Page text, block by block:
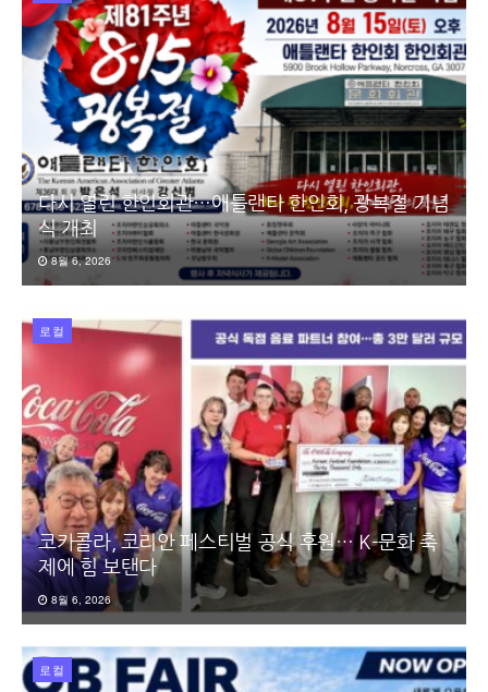
다시 열린 한인회관…애틀랜타 한인회, 광복절 기념
식 개최
8월 6, 2026
로컬
코카콜라, 코리안 페스티벌 공식 후원… K-문화 축
제에 힘 보탠다
8월 6, 2026
로컬